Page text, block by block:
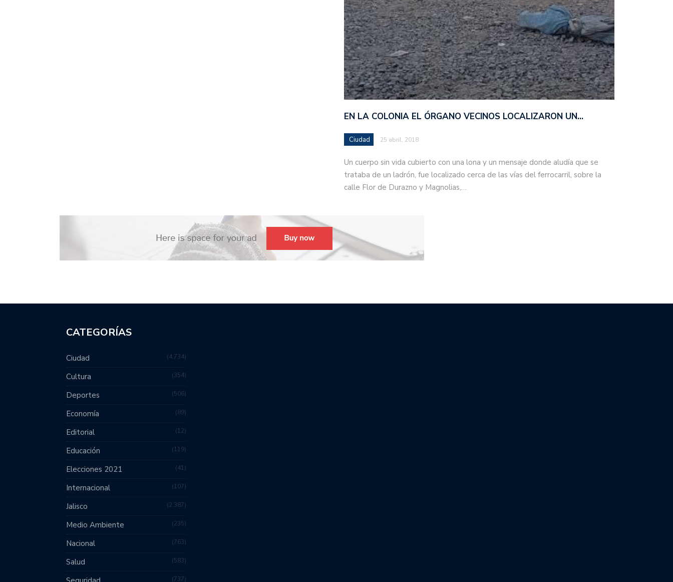
EN LA COLONIA EL ÓRGANO VECINOS LOCALIZARON UN…
Ciudad 25 abril, 2018
Un cuerpo sin vida cubierto con una lona y un mensaje donde aludía que se
trataba de un ladrón, fue localizado cerca de las vías del ferrocarril, sobre la
calle Flor de Durazno y Magnolias,…
CATEGORÍAS
Ciudad 4,734
Cultura 354
Deportes 506
Economía 89
Editorial 12
Educación 119
Elecciones 2021 41
Internacional 107
Jalisco 2,387
Medio Ambiente 235
Nacional 763
Salud 583
737